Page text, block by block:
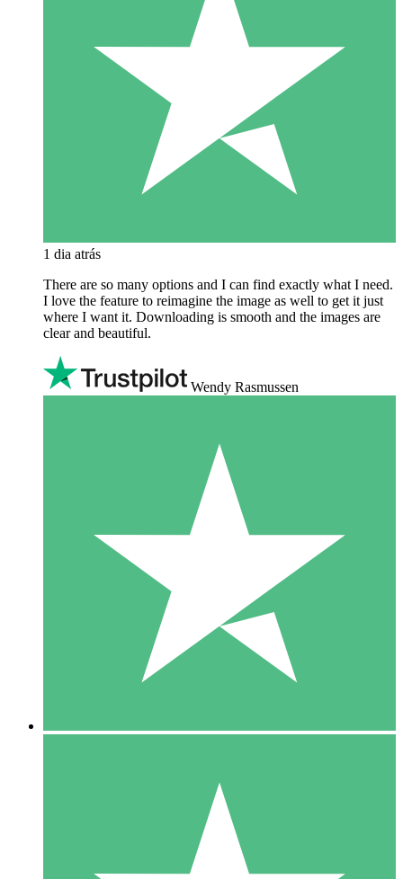
1 dia atrás
There are so many options and I can find exactly what I need.
I love the feature to reimagine the image as well to get it just
where I want it. Downloading is smooth and the images are
clear and beautiful.
Wendy Rasmussen